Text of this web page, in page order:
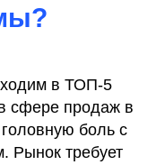
в ТОП-5
сфере продаж в
боль с
Рынок требует